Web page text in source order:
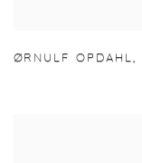
ØRNULF OPDAHL,